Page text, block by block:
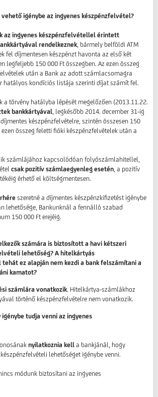
igénybe az ingyenes készpénzfelvétel?
az ingyenes készpénzfelvétellel érintett
rendelkeznek, bármely belföldi ATM
fel díjmentesen készpénzt havonta az első két
legfeljebb 150 000 Ft összegben. Az ezen összeg
után a Bank az adott számlacsomagra
hatályos kondíciós listája szerinti díjat számít fel.
a törvény hatályba lépését megelőzően (2013.11.22.
bankkártyával, legkésőbb 2014. december 31-ig
készpénzfelvételre, szintén összesen 150
ezen összeg feletti fióki készpénzfelvételek után a
számlájához kapcsolódóan folyószámlahitellel,
csak pozitív számlaegyenleg esetén, a pozitív
érhető el költségmentesen.
szeretné a díjmentes készpénzkifizetést igénybe
lehetősége, Bankunknál a fennálló szabad
150 000 Ft erejéig.
számára is biztosított a havi kétszeri
lehetőség? A hitelkártyás
ez alapján nem kezdi a bank felszámítani a
kamatot?
számlára vonatkozik. Hitelkártya-számlákhoz
történő készpénzfelvételre nem vonatkozik.
tudja venni az ingyenes
nyilatkoznia kell a bankjánál, hogy
lehetőséget igénybe venni.
módunk biztosítani az ingyenes